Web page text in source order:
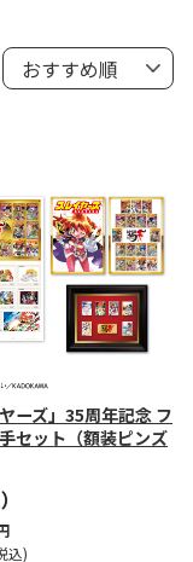
ヤーズ」35周年記念 フ
セット（額装ピンズ
込)